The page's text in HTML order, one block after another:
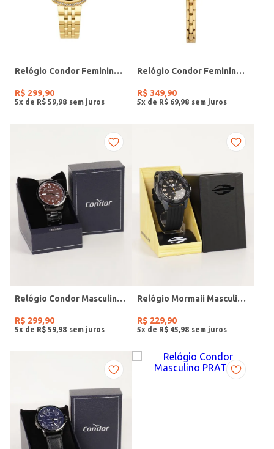
Relógio Condor Feminino DOURADO
R$ 299,90
5x de R$ 59 98
Relógio Condor Feminino DOURADO
R$ 349,90
5x de R$ 69 98
Relógio Condor Masculino PRETO
R$ 299,90
5x de R$ 59 98
Relógio Mormaii Masculino PRETO
R$ 229,90
5x de R$ 45 98